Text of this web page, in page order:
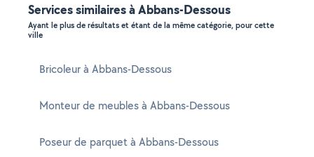
Services similaires à Abbans-Dessous
Ayant le plus de résultats et étant de la même catégorie, pour cette
ville
Bricoleur à Abbans-Dessous
Monteur de meubles à Abbans-Dessous
Poseur de parquet à Abbans-Dessous